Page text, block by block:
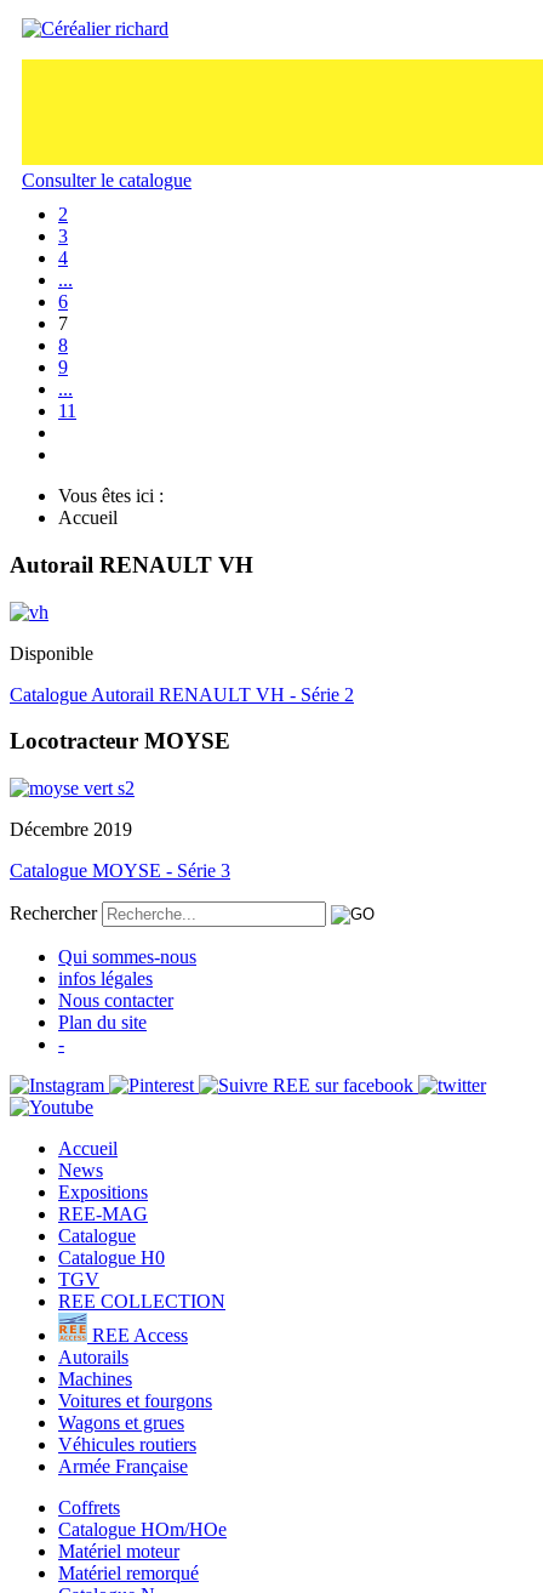
Consulter le catalogue
2
3
4
...
6
7
8
9
...
11
Vous êtes ici :
Accueil
Autorail RENAULT VH
Disponible
Catalogue Autorail RENAULT VH - Série 2
Locotracteur MOYSE
Décembre 2019
Catalogue MOYSE - Série 3
Rechercher
Qui sommes-nous
infos légales
Nous contacter
Plan du site
-
Accueil
News
Expositions
REE-MAG
Catalogue
Catalogue H0
TGV
REE COLLECTION
REE Access
Autorails
Machines
Voitures et fourgons
Wagons et grues
Véhicules routiers
Armée Française
Coffrets
Catalogue HOm/HOe
Matériel moteur
Matériel remorqué